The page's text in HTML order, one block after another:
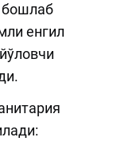
бошлаб
енгил